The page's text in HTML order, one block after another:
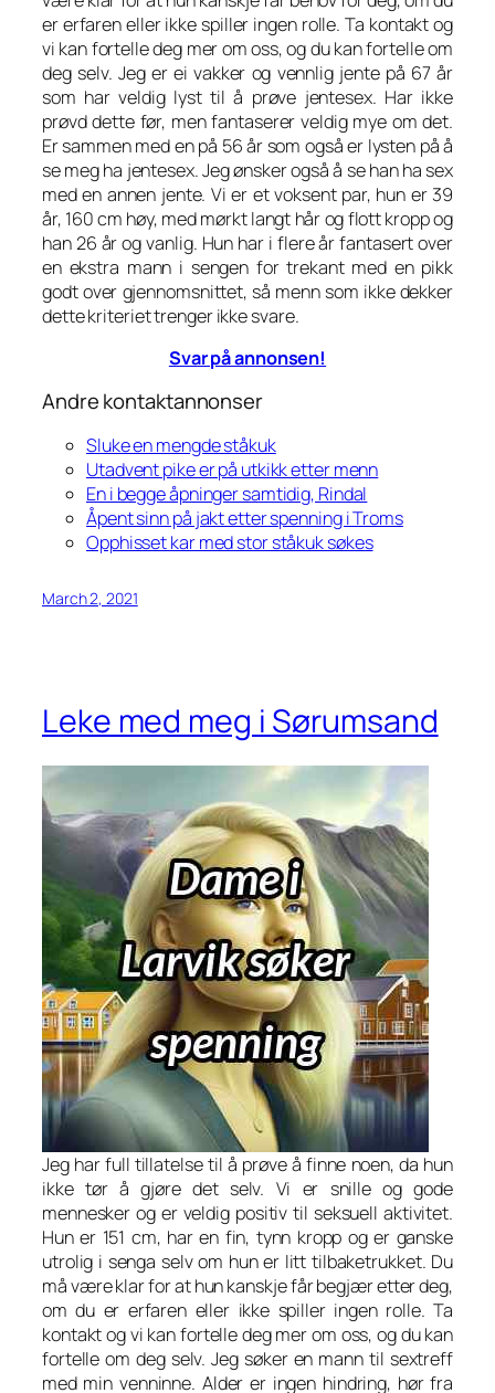
er erfaren eller ikke spiller ingen rolle. Ta kontakt og
vi kan fortelle deg mer om oss, og du kan fortelle om
deg selv. Jeg er ei vakker og vennlig jente på 67 år
som har veldig lyst til å prøve jentesex. Har ikke
prøvd dette før, men fantaserer veldig mye om det.
Er sammen med en på 56 år som også er lysten på å
se meg ha jentesex. Jeg ønsker også å se han ha sex
med en annen jente. Vi er et voksent par, hun er 39
år, 160 cm høy, med mørkt langt hår og flott kropp og
han 26 år og vanlig. Hun har i flere år fantasert over
en ekstra mann i sengen for trekant med en pikk
godt over gjennomsnittet, så menn som ikke dekker
dette kriteriet trenger ikke svare.
Svar på annonsen!
Andre kontaktannonser
Sluke en mengde ståkuk
Utadvent pike er på utkikk etter menn
En i begge åpninger samtidig, Rindal
Åpent sinn på jakt etter spenning i Troms
Opphisset kar med stor ståkuk søkes
March 2, 2021
Leke med meg i Sørumsand
Jeg har full tillatelse til å prøve å finne noen, da hun
ikke tør å gjøre det selv. Vi er snille og gode
mennesker og er veldig positiv til seksuell aktivitet.
Hun er 151 cm, har en fin, tynn kropp og er ganske
utrolig i senga selv om hun er litt tilbaketrukket. Du
må være klar for at hun kanskje får begjær etter deg,
om du er erfaren eller ikke spiller ingen rolle. Ta
kontakt og vi kan fortelle deg mer om oss, og du kan
fortelle om deg selv. Jeg søker en mann til sextreff
med min venninne. Alder er ingen hindring, hør fra